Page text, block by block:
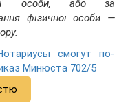
особи, або за
фізичної особи —
смогут по-
Минюста 702/5